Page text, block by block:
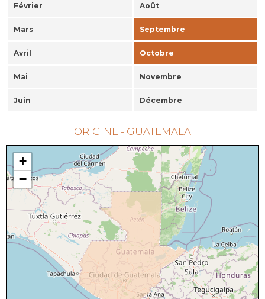
Février Août
Mars Septembre
Avril Octobre
Mai Novembre
Juin Décembre
ORIGINE - GUATEMALA
+
−